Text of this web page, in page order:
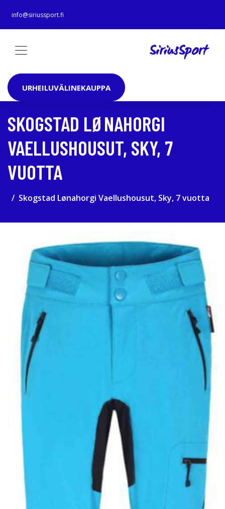
info@siriussport.fi
URHEILUVÄLINEKAUPPA
SKOGSTAD LØNAHORGI
VAELLUSHOUSUT, SKY, 7
VUOTTA
Skogstad Lønahorgi Vaellushousut, Sky, 7 vuotta